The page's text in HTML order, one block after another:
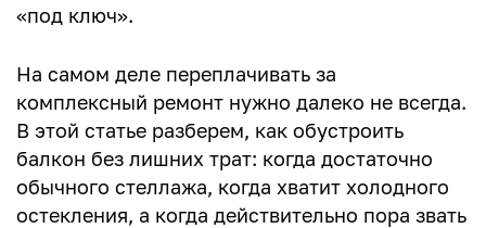
«под ключ».
На самом деле переплачивать за
комплексный ремонт нужно далеко не всегда.
В этой статье разберем, как обустроить
балкон без лишних трат: когда достаточно
обычного стеллажа, когда хватит холодного
остекления, а когда действительно пора звать